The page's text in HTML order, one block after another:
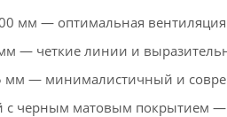
мм — оптимальная
— четкие линии и
мм — минималистичный и
черным матовым покрытием —